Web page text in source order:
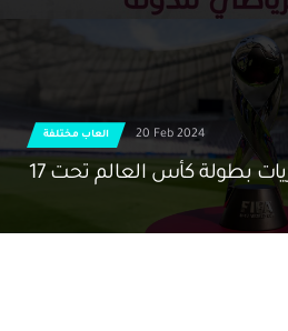
العاب مختلفة 20 Feb 2024
الكشف عن جدول مباريات بطولة كأس العالم تحت 17